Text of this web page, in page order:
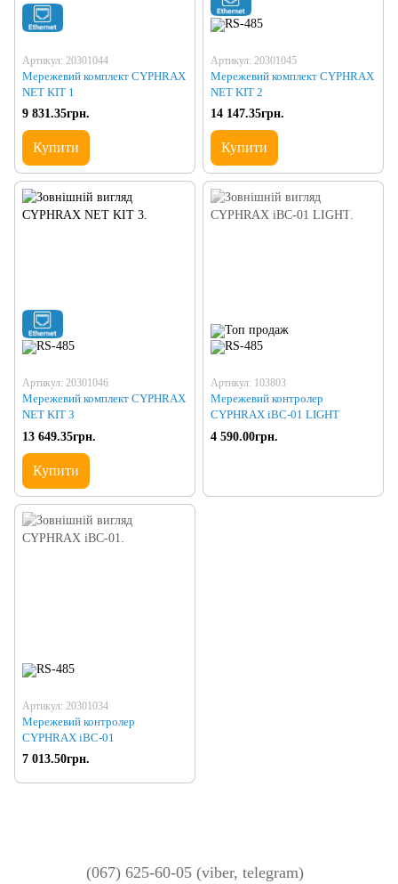
Артикул: 20301044
Мережевий комплект CYPHRAX
NET KIT 1
9 831.35грн.
Купити
Артикул: 20301045
Мережевий комплект CYPHRAX
NET KIT 2
14 147.35грн.
Купити
Артикул: 20301046
Мережевий комплект CYPHRAX
NET KIT 3
13 649.35грн.
Купити
Артикул: 103803
Мережевий контролер
CYPHRAX iBC-01 LIGHT
4 590.00грн.
Артикул: 20301034
Мережевий контролер
CYPHRAX iBC-01
7 013.50грн.
(067) 625-60-05 (viber, telegram)